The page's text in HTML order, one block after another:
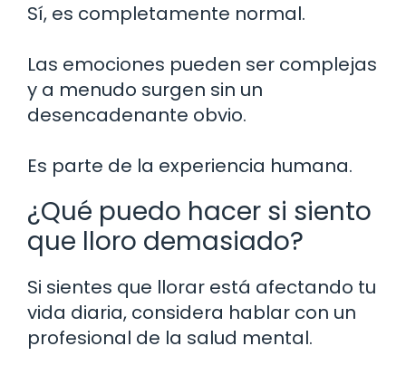
Sí, es completamente normal.
Las emociones pueden ser complejas
y a menudo surgen sin un
desencadenante obvio.
Es parte de la experiencia humana.
¿Qué puedo hacer si siento
que lloro demasiado?
Si sientes que llorar está afectando tu
vida diaria, considera hablar con un
profesional de la salud mental.